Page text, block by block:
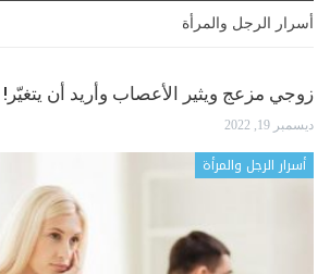
أسرار الرجل والمرأة
زوجي مزعج ويثير الأعصاب وأريد أن يتغيّر!
ديسمبر 19, 2022
أسرار الرجل والمرأة